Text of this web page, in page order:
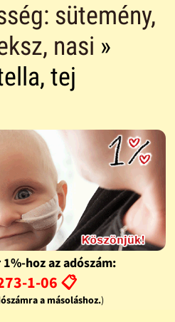
sütemény,
nasi »
tej
hoz az adószám:
1-06 📋
a másoláshoz.)